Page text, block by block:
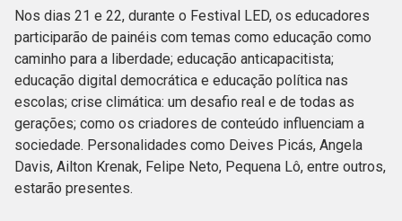
Nos dias 21 e 22, durante o Festival LED, os educadores
participarão de painéis com temas como educação como
caminho para a liberdade; educação anticapacitista;
educação digital democrática e educação política nas
escolas; crise climática: um desafio real e de todas as
gerações; como os criadores de conteúdo influenciam a
sociedade. Personalidades como Deives Picás, Angela
Davis, Ailton Krenak, Felipe Neto, Pequena Lô, entre outros,
estarão presentes.